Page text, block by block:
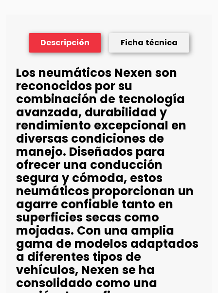
Descripción Ficha técnica
Los neumáticos Nexen son
reconocidos por su
combinación de tecnología
avanzada, durabilidad y
rendimiento excepcional en
diversas condiciones de
manejo. Diseñados para
ofrecer una conducción
segura y cómoda, estos
neumáticos proporcionan un
agarre confiable tanto en
superficies secas como
mojadas. Con una amplia
gama de modelos adaptados
a diferentes tipos de
vehículos, Nexen se ha
consolidado como una